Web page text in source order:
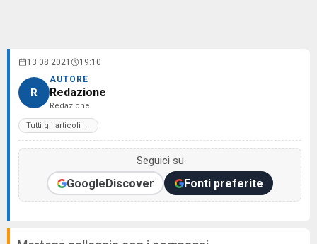
13.08.2021 19:10
R
AUTORE
Redazione
Redazione
Tutti gli articoli →
Seguici su
GoogleDiscover Fonti preferite